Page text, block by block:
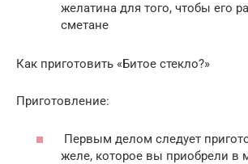
желатина для того, чтобы его
сметане
Как приготовить «Битое стекло?»
Приготовление:
Первым делом следует
желе, которое вы приобрели в